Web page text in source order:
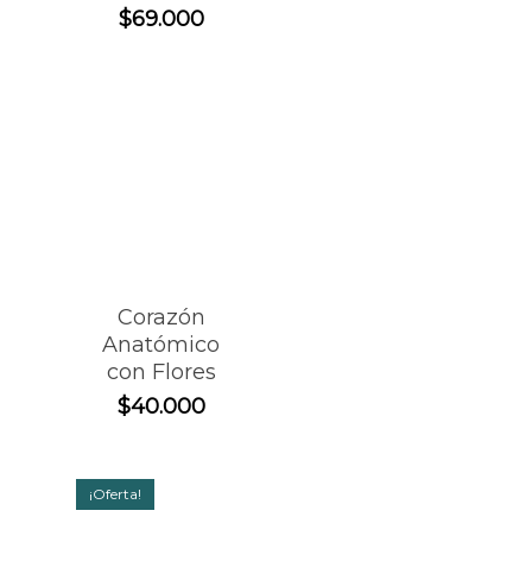
$69.000
Corazón
Anatómico
con Flores
$40.000
¡Oferta!